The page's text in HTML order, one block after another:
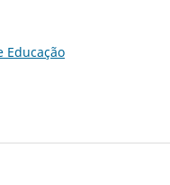
Educação